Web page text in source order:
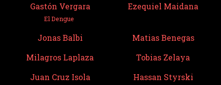
Gastón Vergara
El Dengue
Ezequiel Maidana
Jonas Balbi
Matias Benegas
Milagros Laplaza
Tobias Zelaya
Juan Cruz Isola
Hassan Styrski